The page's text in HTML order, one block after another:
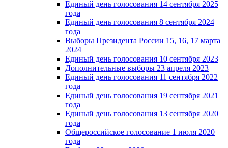
Единый день голосования 14 сентября 2025
года
Единый день голосования 8 сентября 2024
года
Выборы Президента России 15, 16, 17 марта
2024
Единый день голосования 10 сентября 2023
Дополнительные выборы 23 апреля 2023
Единый день голосования 11 сентября 2022
года
Единый день голосования 19 сентября 2021
года
Единый день голосования 13 сентября 2020
года
Общероссийское голосование 1 июля 2020
года